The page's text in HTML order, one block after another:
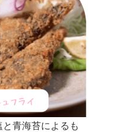
青海苔によるも